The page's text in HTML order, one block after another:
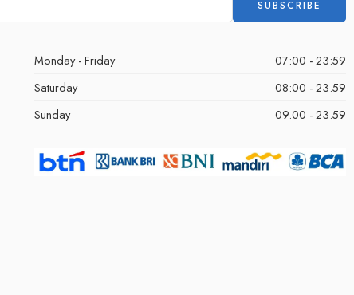
Monday - Friday
07:00 - 23:59
Saturday
08:00 - 23.59
Sunday
09.00 - 23.59